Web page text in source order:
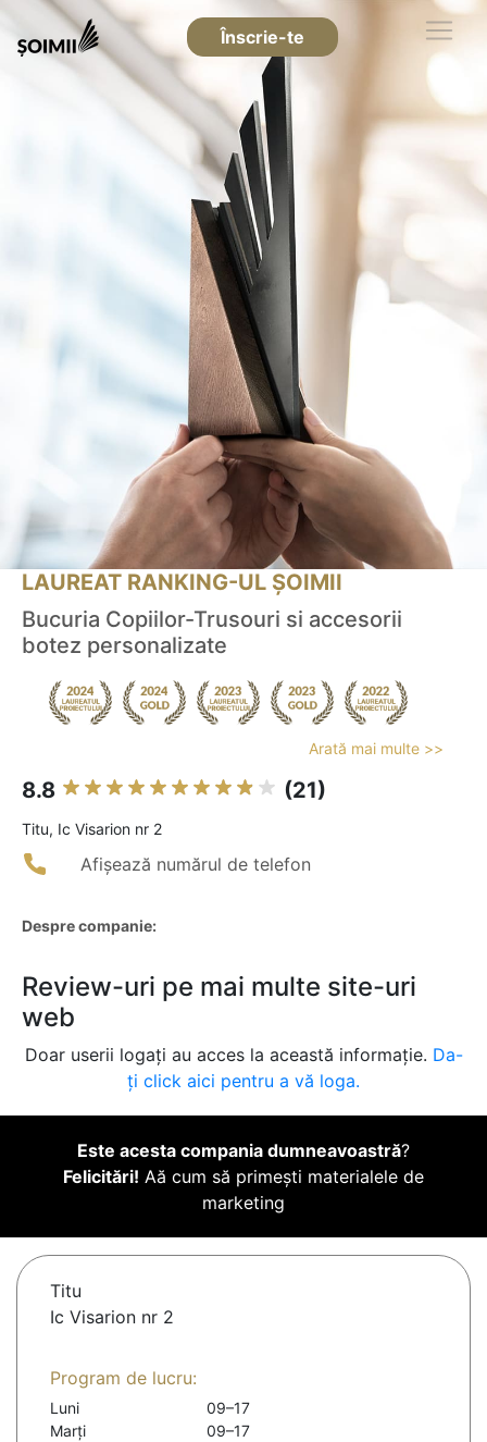
Înscrie-te
LAUREAT RANKING-UL ȘOIMII
Bucuria Copiilor-Trusouri si accesorii
botez personalizate
Arată mai multe >>
8.8 (21)
Titu, Ic Visarion nr 2
Afișează numărul de telefon
Despre companie:
Review-uri pe mai multe site-uri
web
Doar userii logați au acces la această informație. Da-
ți click aici pentru a vă loga.
Este acesta compania dumneavoastră?
Felicitări! Aă cum să primești materialele de
marketing
Titu
Ic Visarion nr 2
Program de lucru:
Luni
09–17
Marți
09–17